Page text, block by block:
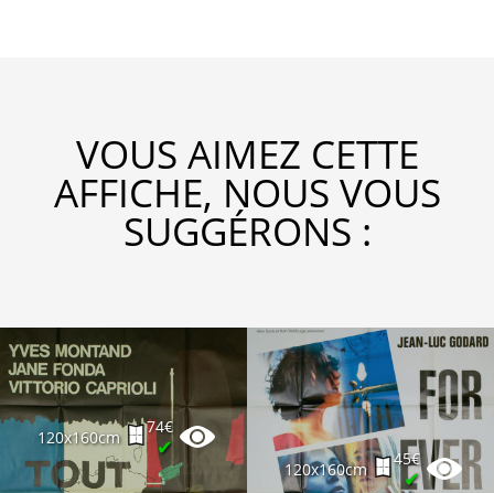
VOUS AIMEZ CETTE
AFFICHE, NOUS VOUS
SUGGÉRONS :
120x160cm
74€
✔
120x160cm
45€
✔